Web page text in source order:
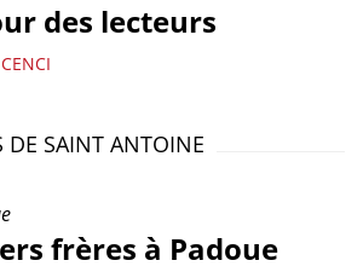
des lecteurs
DE SAINT ANTOINE
frères à Padoue